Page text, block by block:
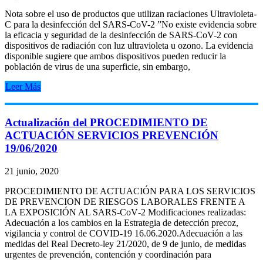
Nota sobre el uso de productos que utilizan raciaciones Ultravioleta-
C para la desinfección del SARS-CoV-2 ”No existe evidencia sobre
la eficacia y seguridad de la desinfección de SARS-CoV-2 con
dispositivos de radiación con luz ultravioleta u ozono. La evidencia
disponible sugiere que ambos dispositivos pueden reducir la
población de virus de una superficie, sin embargo,
Leer Más
Actualización del PROCEDIMIENTO DE
ACTUACIÓN SERVICIOS PREVENCIÓN
19/06/2020
21 junio, 2020
PROCEDIMIENTO DE ACTUACIÓN PARA LOS SERVICIOS
DE PREVENCION DE RIESGOS LABORALES FRENTE A
LA EXPOSICIÓN AL SARS‐CoV‐2 Modificaciones realizadas:
Adecuación a los cambios en la Estrategia de detección precoz,
vigilancia y control de COVID-19 16.06.2020.Adecuación a las
medidas del Real Decreto-ley 21/2020, de 9 de junio, de medidas
urgentes de prevención, contención y coordinación para